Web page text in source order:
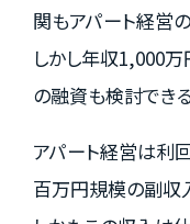
関もアパート経営
しかし年収1,000万
の融資も検討でき
アパート経営は利
百万円規模の副収